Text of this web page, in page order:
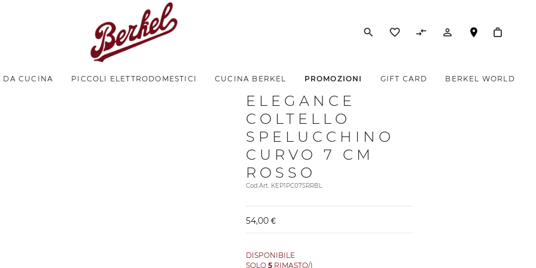
search favorite_border compare_arrows person_outline
DA CUCINA PICCOLI ELETTRODOMESTICI CUCINA BERKEL PROMOZIONI GIFT CARD BERKEL WORLD
ELEGANCE
COLTELLO
SPELUCCHINO
CURVO 7 CM
ROSSO
Cod.Art. KEP1PC07SRRBL
54,00 €
DISPONIBILE
SOLO5 RIMASTO/I